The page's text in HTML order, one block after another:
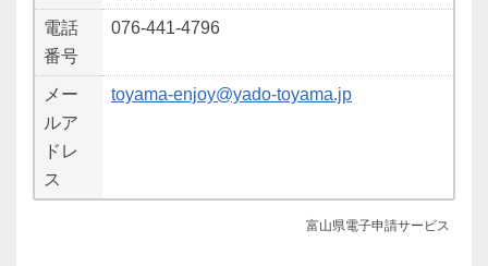
電話
番号
076-441-4796
メー
ルア
ドレ
ス
toyama-enjoy@yado-toyama.jp
富山県電子申請サービス